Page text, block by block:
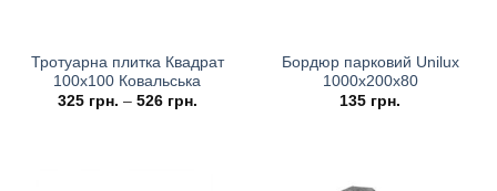
Тротуарна плитка Квадрат
100х100 Ковальська
325 грн. – 526 грн.
Бордюр парковий Unilux
1000х200х80
135 грн.